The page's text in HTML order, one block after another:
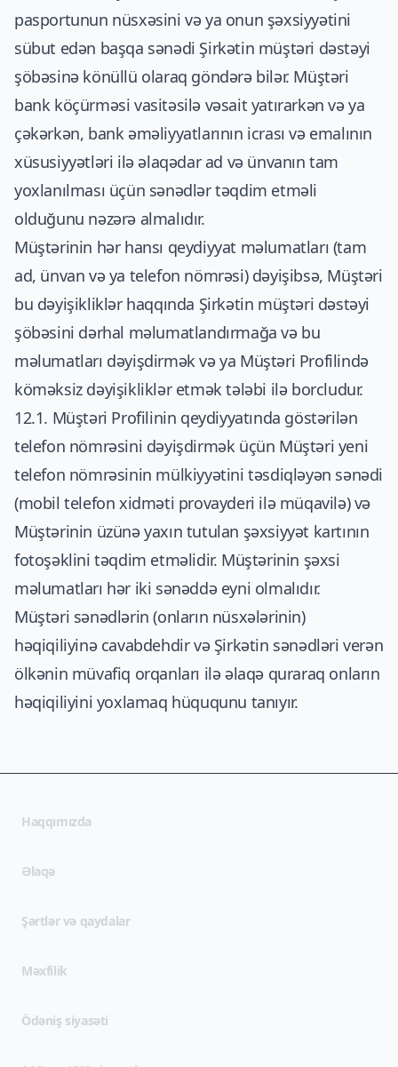
pasportunun nüsxəsini və ya onun şəxsiyyətini
sübut edən başqa sənədi Şirkətin müştəri dəstəyi
şöbəsinə könüllü olaraq göndərə bilər. Müştəri
bank köçürməsi vasitəsilə vəsait yatırarkən və ya
çəkərkən, bank əməliyyatlarının icrası və emalının
xüsusiyyətləri ilə əlaqədar ad və ünvanın tam
yoxlanılması üçün sənədlər təqdim etməli
olduğunu nəzərə almalıdır.
Müştərinin hər hansı qeydiyyat məlumatları (tam
ad, ünvan və ya telefon nömrəsi) dəyişibsə, Müştəri
bu dəyişikliklər haqqında Şirkətin müştəri dəstəyi
şöbəsini dərhal məlumatlandırmağa və bu
məlumatları dəyişdirmək və ya Müştəri Profilində
köməksiz dəyişikliklər etmək tələbi ilə borcludur.
12.1. Müştəri Profilinin qeydiyyatında göstərilən
telefon nömrəsini dəyişdirmək üçün Müştəri yeni
telefon nömrəsinin mülkiyyətini təsdiqləyən sənədi
(mobil telefon xidməti provayderi ilə müqavilə) və
Müştərinin üzünə yaxın tutulan şəxsiyyət kartının
fotoşəklini təqdim etməlidir. Müştərinin şəxsi
məlumatları hər iki sənəddə eyni olmalıdır.
Müştəri sənədlərin (onların nüsxələrinin)
həqiqiliyinə cavabdehdir və Şirkətin sənədləri verən
ölkənin müvafiq orqanları ilə əlaqə quraraq onların
həqiqiliyini yoxlamaq hüququnu tanıyır.
Haqqımızda
Əlaqə
Şərtlər və qaydalar(opens in new tab)
Məxfilik(opens in new tab)
Ödəniş siyasəti